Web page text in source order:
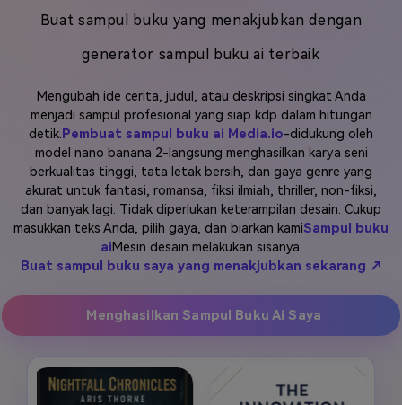
Model AI yang Didukung
Editor Gambar AI
Editor Audio AI
Find More Solutions >>
Efek Foto
FAQs Hubungi Kami
Tips & Tutorial AI
Jelajahi Lebih Banyak >>
Harga
Masuk
Berkreasi dengan AI
Buat sampul buku yang menakjubkan dengan
generator sampul buku ai terbaik
Mengubah ide cerita, judul, atau deskripsi singkat Anda
menjadi sampul profesional yang siap kdp dalam hitungan
detik. Pembuat sampul buku ai Media.io-didukung oleh
model nano banana 2-langsung menghasilkan karya seni
berkualitas tinggi, tata letak bersih, dan gaya genre yang
akurat untuk fantasi, romansa, fiksi ilmiah, thriller, non-fiksi,
dan banyak lagi. Tidak diperlukan keterampilan desain. Cukup
masukkan teks Anda, pilih gaya, dan biarkan kamiSampul buku
aiMesin desain melakukan sisanya.
Buat sampul buku saya yang menakjubkan sekarang ↗
Menghasilkan Sampul Buku Ai Saya